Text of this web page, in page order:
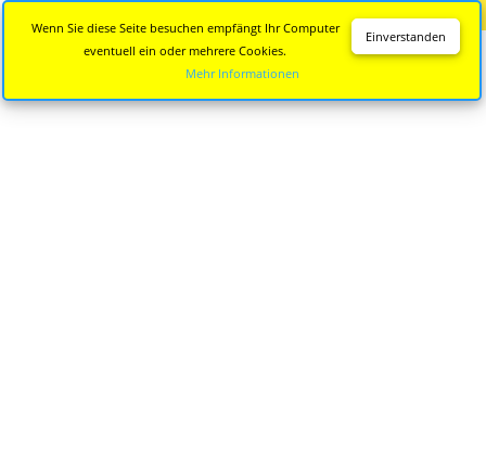
Einverstanden
Wenn Sie diese Seite besuchen empfängt Ihr Computer
eventuell ein oder mehrere Cookies.
Mehr Informationen